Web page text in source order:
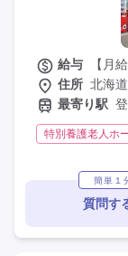
給与
【月
住所 北海
最寄り駅
特別養護老人ホ
夜勤専
社会保険
簡単１
質問す